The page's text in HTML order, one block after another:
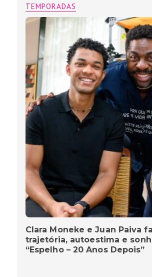
TEMPORADAS
Clara Moneke e Juan Paiva
trajetória, autoestima e
“Espelho – 20 Anos Depois”